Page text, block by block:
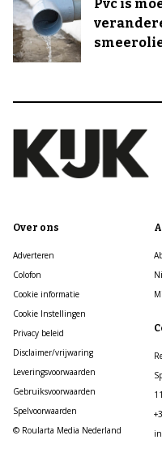
Pvc is
Over ons
Adverteren
Colofon
Cookie informatie
Cookie Instellingen
Privacy beleid
Disclaimer/vrijwaring
Leveringsvoorwaarden
Gebruiksvoorwaarden
Spelvoorwaarden
© Roularta Media Nederland